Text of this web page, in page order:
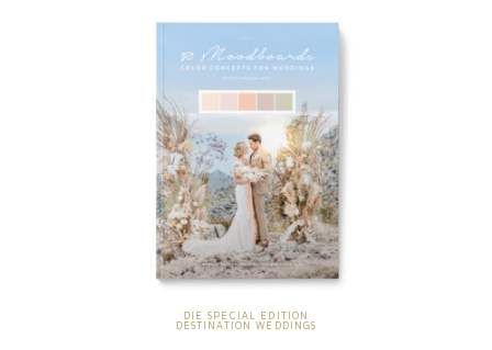
DIE SPECIAL EDITION
DESTINATION WEDDINGS